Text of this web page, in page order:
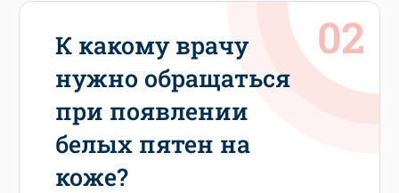
К какому врачу
нужно обращаться
при появлении
белых пятен на
коже?